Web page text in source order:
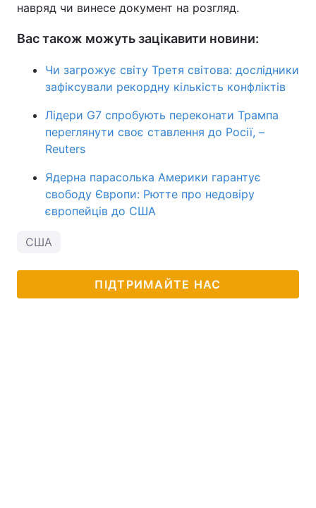
навряд чи винесе документ на розгляд.
Вас також можуть зацікавити новини:
Чи загрожує світу Третя світова: дослідники
зафіксували рекордну кількість конфліктів
Лідери G7 спробують переконати Трампа
переглянути своє ставлення до Росії, –
Reuters
Ядерна парасолька Америки гарантує
свободу Європи: Рютте про недовіру
європейців до США
США
ПІДТРИМАЙТЕ НАС